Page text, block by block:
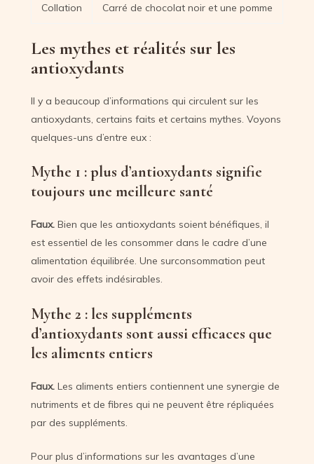
Collation Carré de chocolat noir et une pomme
Les mythes et réalités sur les
antioxydants
Il y a beaucoup d’informations qui circulent sur les
antioxydants, certains faits et certains mythes. Voyons
quelques-uns d’entre eux :
Mythe 1 : plus d’antioxydants signifie
toujours une meilleure santé
Faux. Bien que les antioxydants soient bénéfiques, il
est essentiel de les consommer dans le cadre d’une
alimentation équilibrée. Une surconsommation peut
avoir des effets indésirables.
Mythe 2 : les suppléments
d’antioxydants sont aussi efficaces que
les aliments entiers
Faux. Les aliments entiers contiennent une synergie de
nutriments et de fibres qui ne peuvent être répliquées
par des suppléments.
Pour plus d’informations sur les avantages d’une